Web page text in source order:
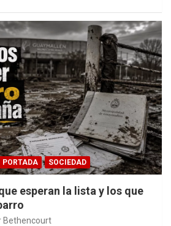
PORTADA SOCIEDAD
esperan la lista y los que
Bethencourt